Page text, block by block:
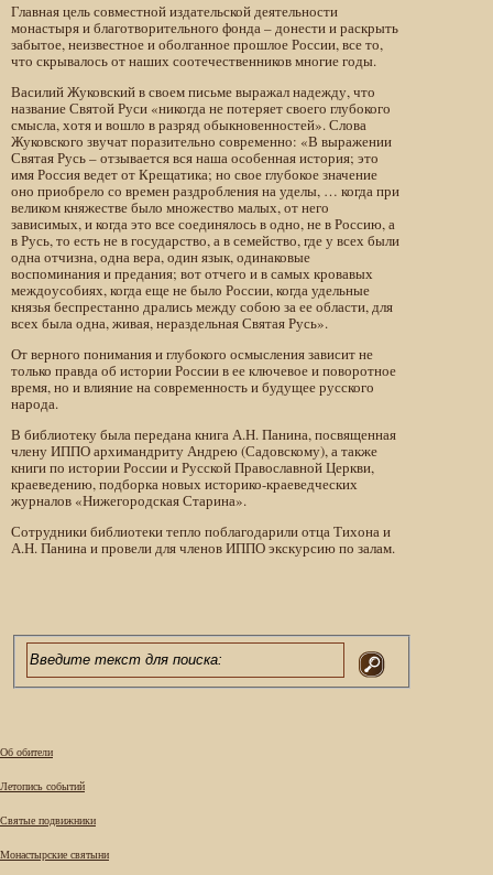
Главная цель совместной издательской деятельности
монастыря и благотворительного фонда – донести и раскрыть
забытое, неизвестное и оболганное прошлое России, все то,
что скрывалось от наших соотечественников многие годы.
Василий Жуковский в своем письме выражал надежду, что
название Святой Руси «никогда не потеряет своего глубокого
смысла, хотя и вошло в разряд обыкновенностей». Слова
Жуковского звучат поразительно современно: «В выражении
Святая Русь – отзывается вся наша особенная история; это
имя Россия ведет от Крещатика; но свое глубокое значение
оно приобрело со времен раздробления на уделы, … когда при
великом княжестве было множество малых, от него
зависимых, и когда это все соединялось в одно, не в Россию, а
в Русь, то есть не в государство, а в семейство, где у всех были
одна отчизна, одна вера, один язык, одинаковые
воспоминания и предания; вот отчего и в самых кровавых
междоусобиях, когда еще не было России, когда удельные
князья беспрестанно дрались между собою за ее области, для
всех была одна, живая, нераздельная Святая Русь».
От верного понимания и глубокого осмысления зависит не
только правда об истории России в ее ключевое и поворотное
время, но и влияние на современность и будущее русского
народа.
В библиотеку была передана книга А.Н. Панина, посвященная
члену ИППО архимандриту Андрею (Садовскому), а также
книги по истории России и Русской Православной Церкви,
краеведению, подборка новых историко-краеведческих
журналов «Нижегородская Старина».
Сотрудники библиотеки тепло поблагодарили отца Тихона и
А.Н. Панина и провели для членов ИППО экскурсию по залам.
Об обители
Летопись событий
Святые подвижники
Монастырские святыни